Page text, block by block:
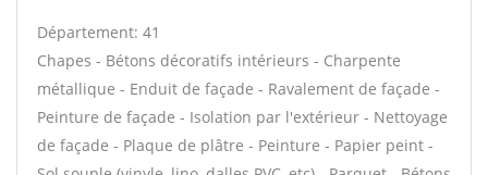
Département: 41
Chapes - Bétons décoratifs intérieurs - Charpente
métallique - Enduit de façade - Ravalement de façade -
Peinture de façade - Isolation par l'extérieur - Nettoyage
de façade - Plaque de plâtre - Peinture - Papier peint -